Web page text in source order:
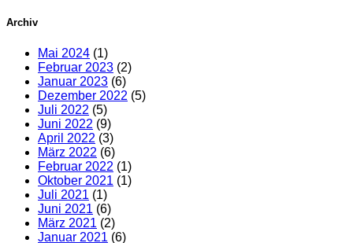
Archiv
Mai 2024 (1)
Februar 2023 (2)
Januar 2023 (6)
Dezember 2022 (5)
Juli 2022 (5)
Juni 2022 (9)
April 2022 (3)
März 2022 (6)
Februar 2022 (1)
Oktober 2021 (1)
Juli 2021 (1)
Juni 2021 (6)
März 2021 (2)
Januar 2021 (6)